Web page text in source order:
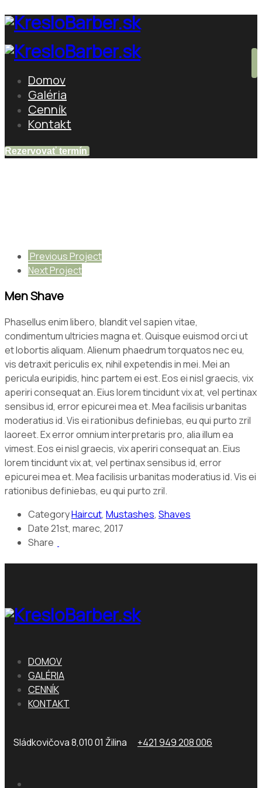
Domov
Galéria
Cenník
Kontakt
Rezervovať termín
Previous Project
Next Project
Men Shave
Phasellus enim libero, blandit vel sapien vitae,
condimentum ultricies magna et. Quisque euismod orci ut
et lobortis aliquam. Alienum phaedrum torquatos nec eu,
vis detraxit periculis ex, nihil expetendis in mei. Mei an
pericula euripidis, hinc partem ei est. Eos ei nisl graecis, vix
aperiri consequat an. Eius lorem tincidunt vix at, vel pertinax
sensibus id, error epicurei mea et. Mea facilisis urbanitas
moderatius id. Vis ei rationibus definiebas, eu qui purto zril
laoreet. Ex error omnium interpretaris pro, alia illum ea
vimest. Eos ei nisl graecis, vix aperiri consequat an. Eius
lorem tincidunt vix at, vel pertinax sensibus id, error
epicurei mea et. Mea facilisis urbanitas moderatius id. Vis ei
rationibus definiebas, eu qui purto zril.
CategoryHaircut, Mustashes, Shaves
Date21st, marec, 2017
Share
DOMOV
GALÉRIA
CENNÍK
KONTAKT
Sládkovičova 8,010 01 Žilina +421 949 208 006